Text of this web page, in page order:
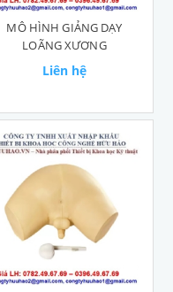
MÔ HÌNH GIẢNG DẠY
LOÃNG XƯƠNG
Liên hệ